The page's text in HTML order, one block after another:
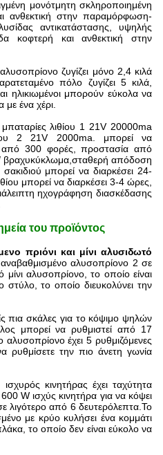
μονότμητη σκληροποιημένη
ανθεκτική στην παραμόρφωση-
αντικατάστασης, υψηλής
κοφτερή και ανθεκτική στην
αλυσοπρίονο ζυγίζει μόνο 2,4 κιλά
πόλο ζυγίζει 5 κιλά,
ηλικιωμένοι μπορούν εύκολα να
με ένα χέρι.
λιθίου 1 21V 20000ma
2 21V 2000ma. μπορεί να
από 300 φορές, προστασία από
βραχυκύκλωμα,σταθερή απόδοση
μπορεί να διαρκέσει 24-
μπορεί να διαρκέσει 3-4 ώρες,
ηχογράφηση διασκέδασης
του προϊόντος
πριόνι και μίνι αλυσιδωτό
αλυσοπρίονο 2 σε
αλυσοπρίονο, το οποίο είναι
στύλο, το οποίο διευκολύνει την
πια σκάλες για το κόψιμο ψηλών
μπορεί να ρυθμιστεί από 17
έχει 5 ρυθμιζόμενες
ρυθμίσετε την πιο άνετη γωνία
κινητήρας έχει ταχύτητα
W ισχύς κινητήρα για να κόψει
λιγότερο από 6 δευτερόλεπτα.Το
με κρύο κυλήσει ένα κομμάτι
το οποίο δεν είναι εύκολο να